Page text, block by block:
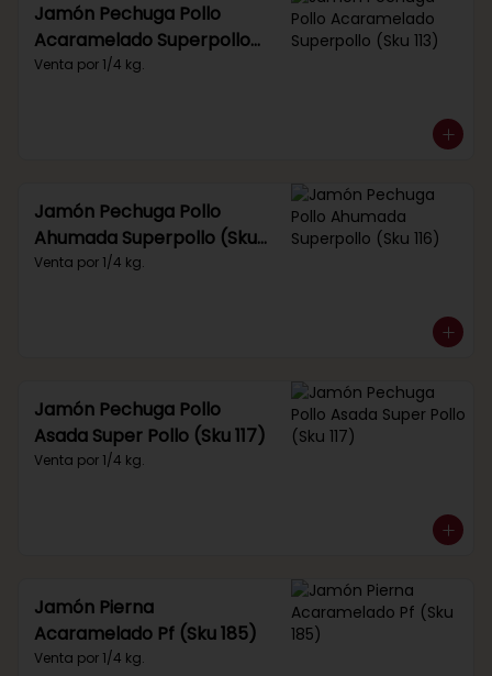
Jamón Pechuga Pollo
Acaramelado Superpollo
(Sku 113)
Venta por 1/4 kg.
Jamón Pechuga Pollo
Ahumada Superpollo (Sku
116)
Venta por 1/4 kg.
Jamón Pechuga Pollo
Asada Super Pollo (Sku 117)
Venta por 1/4 kg.
Jamón Pierna
Acaramelado Pf (Sku 185)
Venta por 1/4 kg.